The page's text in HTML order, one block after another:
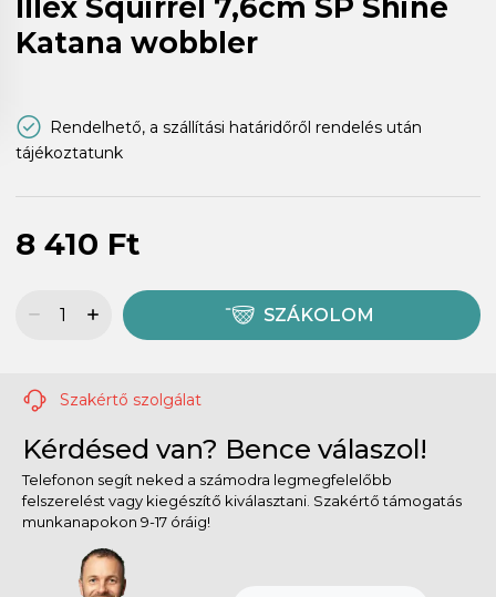
Katana wobbler
Rendelhető, a szállítási határidőről rendelés után
tájékoztatunk
8 410 Ft
SZÁKOLOM
Szakértő szolgálat
Kérdésed van? Bence válaszol!
Telefonon segít neked a számodra legmegfelelőbb
felszerelést vagy kiegészítő kiválasztani. Szakértő támogatás
munkanapokon 9-17 óráig!